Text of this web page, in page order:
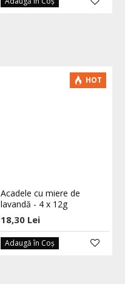
HOT
Acadele cu miere de
lavandă - 4 x 12g
18,30 Lei
Adaugă în Coş